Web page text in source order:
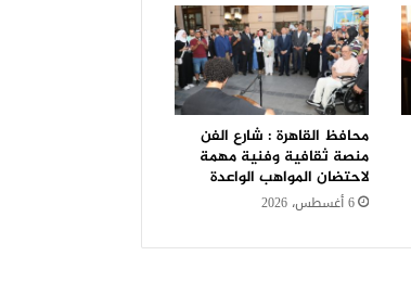
محافظ القاهرة : شارع الفن
منصة ثقافية وفنية مهمة
لاحتضان المواهب الواعدة
6 أغسطس، 2026